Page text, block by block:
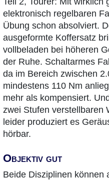
elektronisch regelbaren
Übung schon absolviert.
ausgeformte Koffersatz
vollbeladen bei höheren
der Ruhe. Schaltarmes
da im Bereich zwischen
mindestens 110 Nm
mehr als kompensiert.
zwei Stufen verstellbaren
leider produziert es
hörbar.
Objektiv gut
Beide Disziplinen können